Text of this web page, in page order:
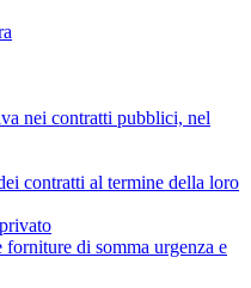
nei contratti pubblici, nel
contratti al termine della loro
di somma urgenza e